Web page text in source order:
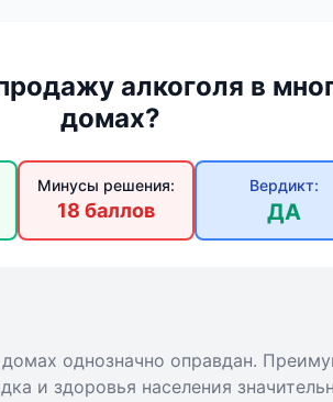
алкоголя в
домах?
Минусы решения:
18 баллов
Вердикт:
ДА
однозначно оправдан.
и здоровья населения